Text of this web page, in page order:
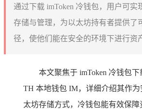
通过下载 imToken 冷钱包，用户可实
存储与管理，为以太坊持有者提供了
径，使他们能在安全的环境下进行资
本文聚焦于 imToken 冷钱包
TH 本地钱包 IM，详细介绍其作为
太坊存储方式，冷钱包能有效保